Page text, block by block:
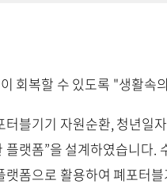
회복할 수 있도록 "생활속
블기기 자원순환, 청년일
랫폼”을 설계하였습니다.
폼으로 활용하여 폐포터